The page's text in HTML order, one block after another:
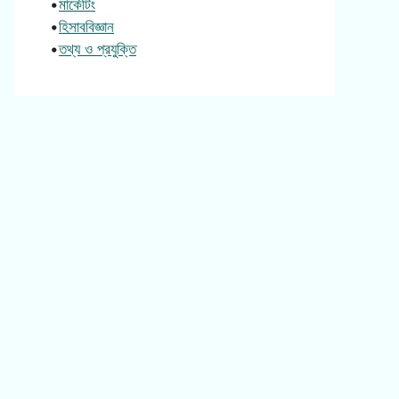
•মার্কেটিং
•হিসাববিজ্ঞান
•তথ্য ও প্রযুক্তি